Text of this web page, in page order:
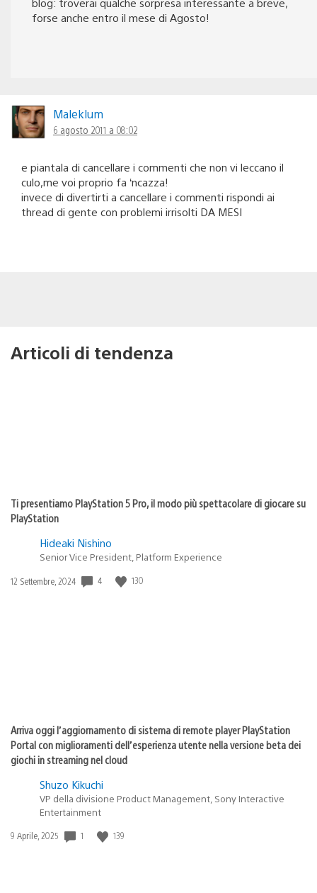
forse anche entro il mese di Agosto!
Maleklum
6 agosto 2011 a 08:02
e piantala di cancellare i commenti che non vi leccano il
culo,me voi proprio fa ‘ncazza!
invece di divertirti a cancellare i commenti rispondi ai
thread di gente con problemi irrisolti DA MESI
Articoli di tendenza
Ti presentiamo PlayStation 5 Pro, il modo più spettacolare di giocare su
PlayStation
Hideaki Nishino
Senior Vice President, Platform Experience
Data
12 Settembre, 2024 4 130
Arriva oggi l’aggiornamento di sistema di remote player PlayStation
Portal con miglioramenti dell’esperienza utente nella versione beta dei
giochi in streaming nel cloud
Shuzo Kikuchi
VP della divisione Product Management, Sony Interactive
Entertainment
Data
9 Aprile, 2025 1 139